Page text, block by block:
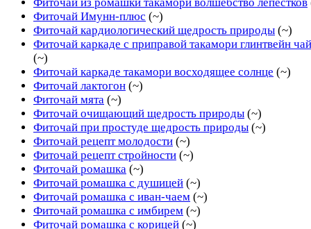
Фиточай Имунн-плюс (~)
Фиточай кардиологический щедрость природы (~)
Фиточай каркаде с приправой такамори глинтвейн чай
(~)
Фиточай каркаде такамори восходящее солнце (~)
Фиточай лактогон (~)
Фиточай мята (~)
Фиточай очищающий щедрость природы (~)
Фиточай при простуде щедрость природы (~)
Фиточай рецепт молодости (~)
Фиточай рецепт стройности (~)
Фиточай ромашка (~)
Фиточай ромашка с душицей (~)
Фиточай ромашка с иван-чаем (~)
Фиточай ромашка с имбирем (~)
Фиточай ромашка с корицей (~)